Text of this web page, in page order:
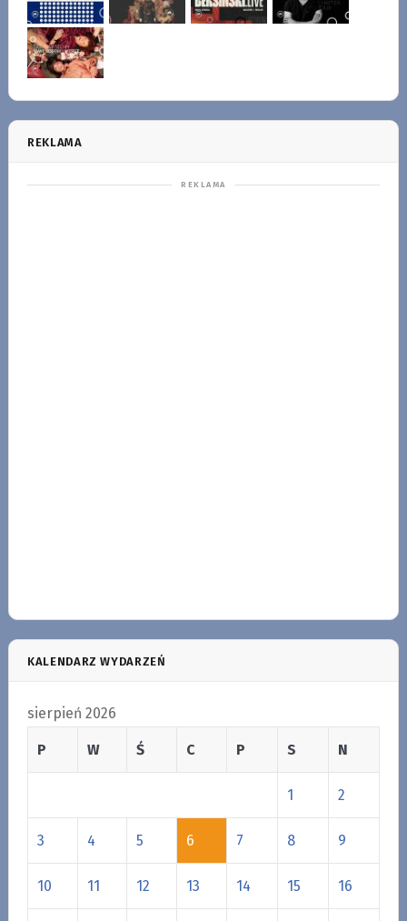
REKLAMA
KALENDARZ WYDARZEŃ
sierpień 2026
P W Ś C P S N
1 2
3 4 5 6 7 8 9
10 11 12 13 14 15 16